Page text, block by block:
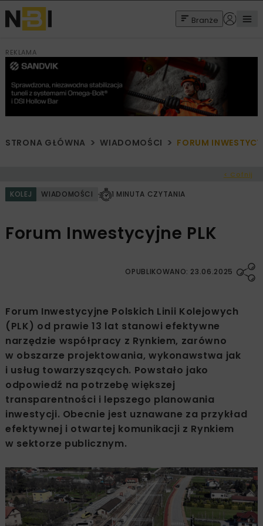
Branże
REKLAMA
STRONA GŁÓWNA WIADOMOŚCI FORUM
< Cofnij
KOLEJ WIADOMOŚCI 1 MINUTA CZYTANIA
Forum Inwestycyjne PLK
OPUBLIKOWANO: 23.06.2025
Forum Inwestycyjne Polskich Linii Kolejowych
(PLK) od prawie 13 lat stanowi efektywne
narzędzie współpracy z Rynkiem, zarówno
w obszarze projektowania, wykonawstwa jak
i usług towarzyszących. Powstało jako
odpowiedź na potrzebę większej
transparentności i lepszego planowania
inwestycji. Obecnie jest uznawane za przykład
efektywnej i otwartej komunikacji z Rynkiem
w sektorze publicznym.